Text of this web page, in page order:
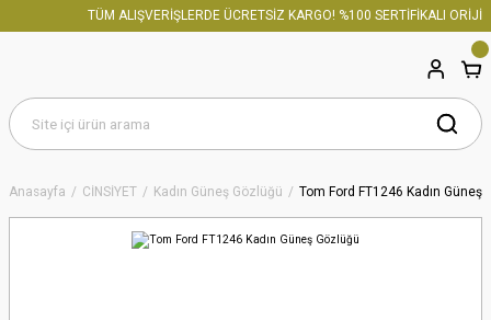
TÜM ALIŞVERİŞLERDE ÜCRETSİZ KARGO! %100 SERTİFİKALI
Anasayfa CİNSİYET Kadın Güneş Gözlüğü Tom Ford FT1246 Kadın Güneş